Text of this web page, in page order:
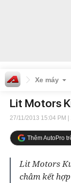
Xe máy
Lit Motors
27/11/2013 15:04 PM
Thêm AutoPro
Lit Motors
châm kết